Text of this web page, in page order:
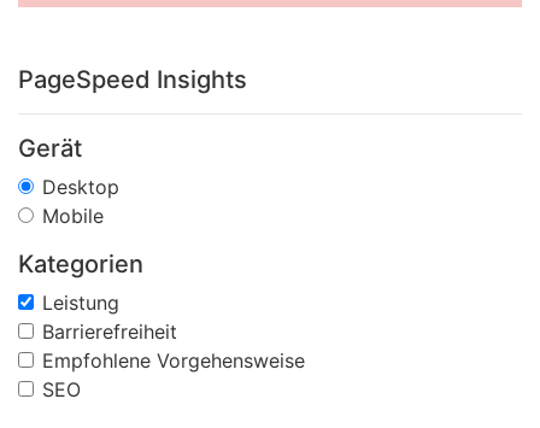
PageSpeed Insights
Gerät
Desktop
Mobile
Kategorien
Leistung
Barrierefreiheit
Empfohlene Vorgehensweise
SEO